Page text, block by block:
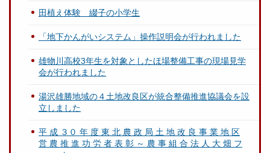
田植え体験 綴子の小学生
「地下かんがいシステム」操作説明会が行われました
雄物川高校3年生を対象としたほ場整備工事の現場見学
会が行われました
湯沢雄勝地域の４土地改良区が統合整備推進協議会を設
立しました
平 成 ３０ 年 度 東 北 農 政 局 土 地 改 良 事 業 地 区
営 農 推 進 功 労 者 表 彰 ～ 農 事 組 合 法 人 大 畑 フ